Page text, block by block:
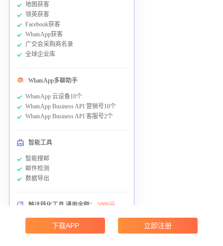
地图获客
领英获客
Facebook获客
WhatsApp获客
广交会采购商名录
全球企业库
WhatsApp多聊助手
WhatsApp 云设备10个
WhatsApp Business API 营销号10个
WhatsApp Business API 客服号2个
智能工具
智能搜邮
邮件检测
数据导出
触达转化工具 通用余额： 5000元
WhatsApp群发
邮件群发
下载APP 立即注册